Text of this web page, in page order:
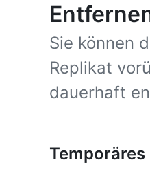
Sie können
Replikat
dauerhaft